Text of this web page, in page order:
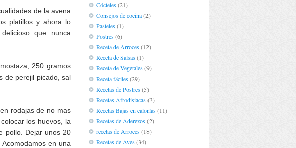
de la avena
platillos y ahora lo
que nunca
250 gramos
de perejil picado, sal
rodajas de no mas
los huevos, la
pollo. Dejar unos 20
en una
Cócteles(21)
Consejos de cocina(2)
Pasteles(1)
Postres(6)
Receta de Arroces(12)
Receta de Salsas(1)
Receta de Vegetales(9)
Receta fáciles(29)
Recetas de Postres(5)
Recetas Afrodisiacas(3)
Recetas Bajas en calorías(11)
Recetas de Aderezos(2)
recetas de Arroces(18)
Recetas de Aves(34)